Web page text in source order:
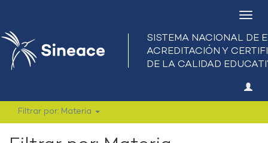
Filtrar por: Materia